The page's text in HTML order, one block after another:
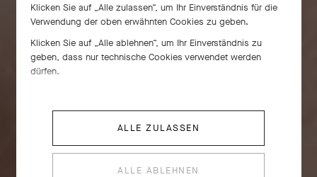
Klicken Sie auf „Alle zulassen“, um Ihr Einverständnis für die
Verwendung der oben erwähnten Cookies zu geben.
Klicken Sie auf „Alle ablehnen“, um Ihr Einverständnis zu
geben, dass nur technische Cookies verwendet werden
dürfen.
ALLE ZULASSEN
ALLE ABLEHNEN